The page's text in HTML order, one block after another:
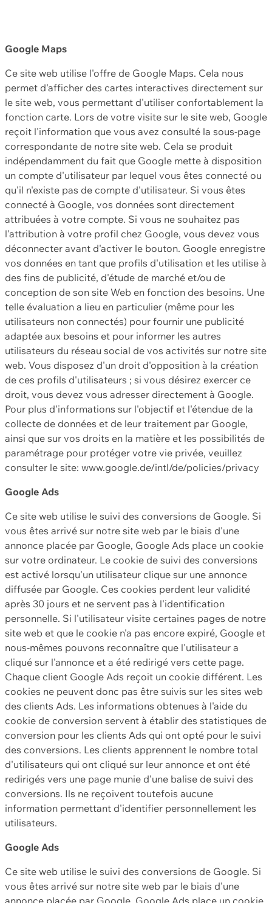
Google Maps
Ce site web utilise l'offre de Google Maps. Cela nous
permet d'afficher des cartes interactives directement sur
le site web, vous permettant d'utiliser confortablement la
fonction carte. Lors de votre visite sur le site web, Google
reçoit l'information que vous avez consulté la sous-page
correspondante de notre site web. Cela se produit
indépendamment du fait que Google mette à disposition
un compte d'utilisateur par lequel vous êtes connecté ou
qu'il n'existe pas de compte d'utilisateur. Si vous êtes
connecté à Google, vos données sont directement
attribuées à votre compte. Si vous ne souhaitez pas
l'attribution à votre profil chez Google, vous devez vous
déconnecter avant d'activer le bouton. Google enregistre
vos données en tant que profils d'utilisation et les utilise à
des fins de publicité, d'étude de marché et/ou de
conception de son site Web en fonction des besoins. Une
telle évaluation a lieu en particulier (même pour les
utilisateurs non connectés) pour fournir une publicité
adaptée aux besoins et pour informer les autres
utilisateurs du réseau social de vos activités sur notre site
web. Vous disposez d'un droit d'opposition à la création
de ces profils d'utilisateurs ; si vous désirez exercer ce
droit, vous devez vous adresser directement à Google.
Pour plus d'informations sur l'objectif et l'étendue de la
collecte de données et de leur traitement par Google,
ainsi que sur vos droits en la matière et les possibilités de
paramétrage pour protéger votre vie privée, veuillez
consulter le site: www.google.de/intl/de/policies/privacy
Google Ads
Ce site web utilise le suivi des conversions de Google. Si
vous êtes arrivé sur notre site web par le biais d'une
annonce placée par Google, Google Ads place un cookie
sur votre ordinateur. Le cookie de suivi des conversions
est activé lorsqu'un utilisateur clique sur une annonce
diffusée par Google. Ces cookies perdent leur validité
après 30 jours et ne servent pas à l'identification
personnelle. Si l'utilisateur visite certaines pages de notre
site web et que le cookie n'a pas encore expiré, Google et
nous-mêmes pouvons reconnaître que l'utilisateur a
cliqué sur l'annonce et a été redirigé vers cette page.
Chaque client Google Ads reçoit un cookie différent. Les
cookies ne peuvent donc pas être suivis sur les sites web
des clients Ads. Les informations obtenues à l'aide du
cookie de conversion servent à établir des statistiques de
conversion pour les clients Ads qui ont opté pour le suivi
des conversions. Les clients apprennent le nombre total
d'utilisateurs qui ont cliqué sur leur annonce et ont été
redirigés vers une page munie d'une balise de suivi des
conversions. Ils ne reçoivent toutefois aucune
information permettant d'identifier personnellement les
utilisateurs.
Google Ads
Ce site web utilise le suivi des conversions de Google. Si
vous êtes arrivé sur notre site web par le biais d'une